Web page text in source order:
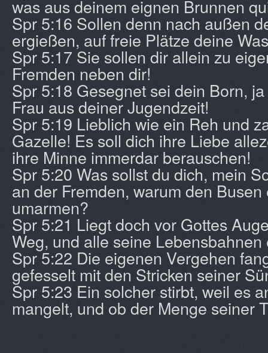
was aus deinem eignen Brunnen
Spr 5:16 Sollen denn nach außen
ergießen, auf freie Plätze deine
Spr 5:17 Sie sollen dir allein zu
Fremden neben dir!
Spr 5:18 Gesegnet sei dein Born,
Frau aus deiner Jugendzeit!
Spr 5:19 Lieblich wie ein Reh und
Gazelle! Es soll dich ihre Liebe
ihre Minne immerdar berauschen!
Spr 5:20 Was sollst du dich, mein
an der Fremden, warum den
umarmen?
Spr 5:21 Liegt doch vor Gottes
Weg, und alle seine Lebensbahnen
Spr 5:22 Die eigenen Vergehen
gefesselt mit den Stricken seiner
Spr 5:23 Ein solcher stirbt, weil es
mangelt, und ob der Menge seiner